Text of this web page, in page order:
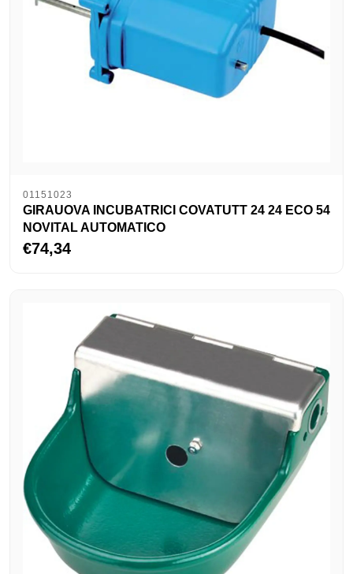
01151023
GIRAUOVA INCUBATRICI COVATUTT 24 24 ECO 54
NOVITAL AUTOMATICO
€74,34